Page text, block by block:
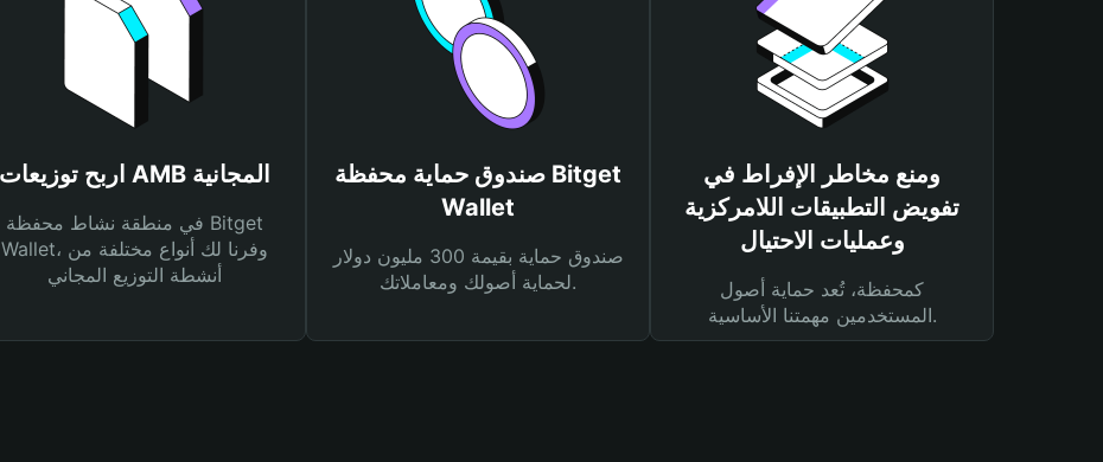
اربح توزيعات AMB المجانية
في منطقة نشاط محفظة Bitget
Wallet، وفرنا لك أنواع مختلفة من
أنشطة التوزيع المجاني
صندوق حماية محفظة Bitget
Wallet
صندوق حماية بقيمة 300 مليون دولار
لحماية أصولك ومعاملاتك.
ومنع مخاطر الإفراط في
تفويض التطبيقات اللامركزية
وعمليات الاحتيال
كمحفظة، تُعد حماية أصول
المستخدمين مهمتنا الأساسية.